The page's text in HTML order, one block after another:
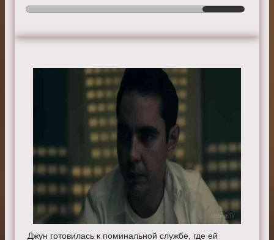
Джун готовилась к поминальной службе, где ей